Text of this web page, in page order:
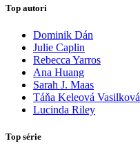
Top autori
Dominik Dán
Julie Caplin
Rebecca Yarros
Ana Huang
Sarah J. Maas
Táňa Keleová Vasilková
Lucinda Riley
Top série